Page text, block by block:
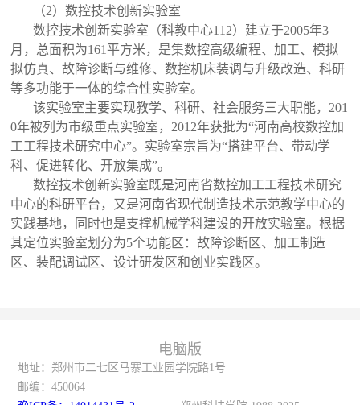
（2）数控技术创新实验室
数控技术创新实验室（科教中心112）建立于2005年3
月，总面积为161平方米，是集数控高级编程、加工、模拟
拟仿真、故障诊断与维修、数控机床装调与升级改造、科研
等多功能于一体的综合性实验室。
该实验室主要实现教学、科研、社会服务三大职能，201
0年被列为市级重点实验室，2012年获批为“河南高校数控加
工工程技术研究中心”。实验室宗旨为“搭建平台、带动学
科、促进转化、开放集成”。
数控技术创新实验室既是河南省数控加工工程技术研究
中心的科研平台，又是河南省现代制造技术示范教学中心的
实践基地，同时也是支撑机械学科建设的开放实验室。根据
其定位实验室划分为5个功能区：故障诊断区、加工制造
区、装配调试区、设计研发区和创业实践区。
电脑版
地址：郑州市二七区马寨工业园学院路1号
邮编：450064